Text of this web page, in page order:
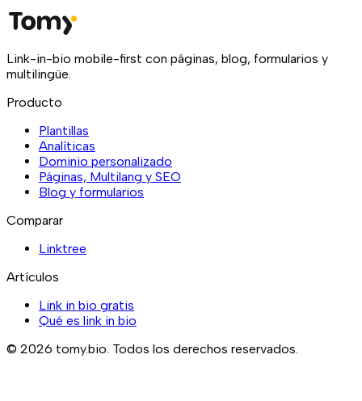
Link-in-bio mobile-first con páginas, blog, formularios y
multilingüe.
Producto
Plantillas
Analíticas
Dominio personalizado
Páginas, Multilang y SEO
Blog y formularios
Comparar
Linktree
Artículos
Link in bio gratis
Qué es link in bio
© 2026 tomy.bio. Todos los derechos reservados.